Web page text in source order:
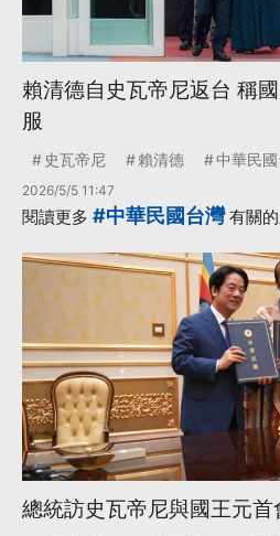
賴清德自史瓦帝尼返台 稱
服
史瓦帝尼 賴清德 中華民
2026/5/5 11:47
閱讀更多 #中華民國台灣有關
總統訪史瓦帝尼與國王元